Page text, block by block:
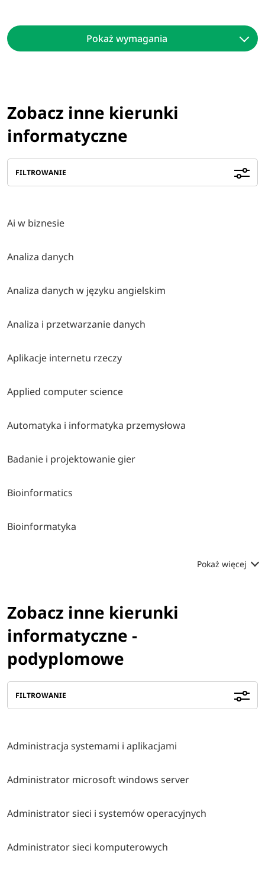
Pokaż wymagania
Zobacz inne kierunki
informatyczne
FILTROWANIE
Ai w biznesie
Analiza danych
Analiza danych w języku angielskim
Analiza i przetwarzanie danych
Aplikacje internetu rzeczy
Applied computer science
Automatyka i informatyka przemysłowa
Badanie i projektowanie gier
Bioinformatics
Bioinformatyka
Pokaż więcej
Zobacz inne kierunki
informatyczne -
podyplomowe
FILTROWANIE
Administracja systemami i aplikacjami
Administrator microsoft windows server
Administrator sieci i systemów operacyjnych
Administrator sieci komputerowych